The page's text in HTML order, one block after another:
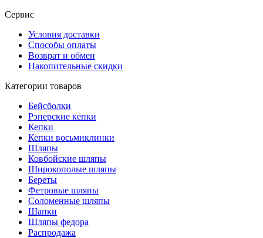
Сервис
Условия доставки
Способы оплаты
Возврат и обмен
Накопительные скидки
Категории товаров
Бейсболки
Рэперские кепки
Кепки
Кепки восьмиклинки
Шляпы
Ковбойские шляпы
Широкополые шляпы
Береты
Фетровые шляпы
Соломенные шляпы
Шапки
Шляпы федора
Распродажа